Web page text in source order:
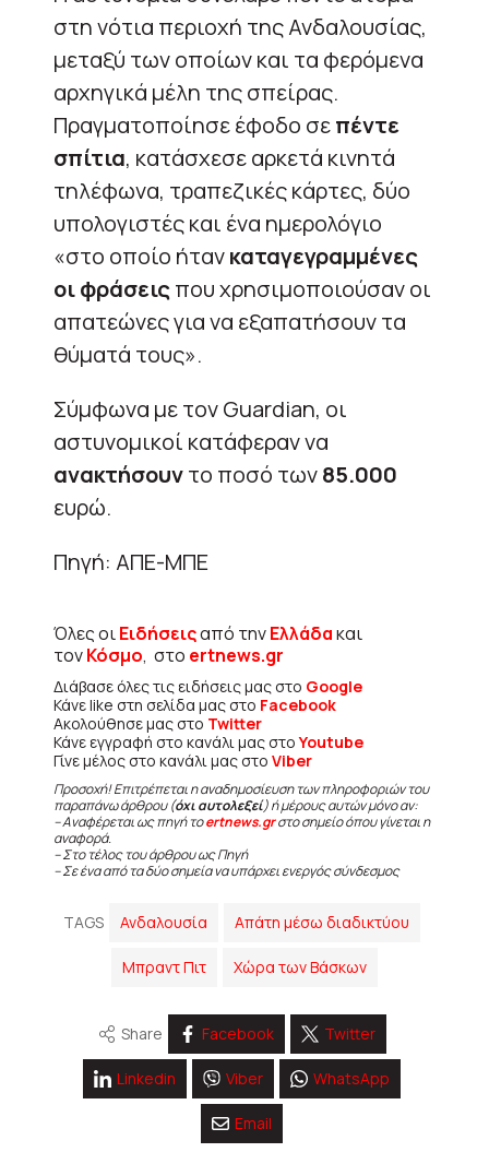
στη νότια περιοχή της Ανδαλουσίας,
μεταξύ των οποίων και τα φερόμενα
αρχηγικά μέλη της σπείρας.
Πραγματοποίησε έφοδο σεπέντε
σπίτια, κατάσχεσε αρκετά κινητά
τηλέφωνα, τραπεζικές κάρτες, δύο
υπολογιστές και ένα ημερολόγιο
«στο οποίο ήτανκαταγεγραμμένες
οι φράσειςπου χρησιμοποιούσαν οι
απατεώνες για να εξαπατήσουν τα
θύματά τους».
Σύμφωνα με τον Guardian, οι
αστυνομικοί κατάφεραν να
ανακτήσουντο ποσό των85.000
ευρώ.
Πηγή: ΑΠΕ-ΜΠΕ
Όλες οιΕιδήσειςαπό τηνΕλλάδακαι
τονΚόσμο, στο ertnews.gr
Διάβασε όλες τις ειδήσεις μας στο Google
Κάνε like στη σελίδα μας στο Facebook
Ακολούθησε μας στο Twitter
Κάνε εγγραφή στο κανάλι μας στοYoutube
Γίνε μέλος στο κανάλι μας στο Viber
Προσοχή! Επιτρέπεται η αναδημοσίευση των πληροφοριών του
παραπάνω άρθρου (όχι αυτολεξεί) ή μέρους αυτών μόνο αν:
– Αναφέρεται ως πηγή τοertnews.grστο σημείο όπου γίνεται η
αναφορά.
– Στο τέλος του άρθρου ως Πηγή
– Σε ένα από τα δύο σημεία να υπάρχει ενεργός σύνδεσμος
TAGS Ανδαλουσία Απάτη μέσω διαδικτύου
Μπραντ Πιτ Χώρα των Βάσκων
Share Facebook Twitter
Linkedin Viber WhatsApp
Email